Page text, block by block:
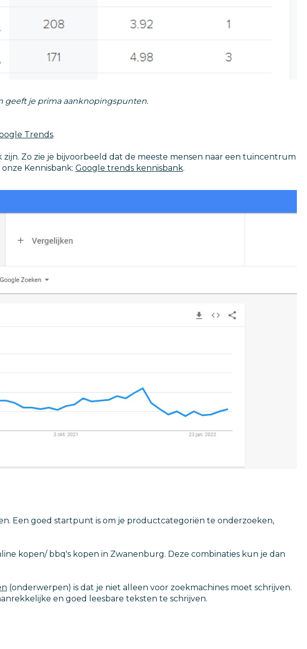
geeft je prima aanknopingspunten.
Trends.
Zo zie je bijvoorbeeld dat de meeste mensen naar een tuincentrum
Kennisbank: Google trends kennisbank.
Een goed startpunt is om je productcategoriën te onderzoeken,
kopen/ bbq's kopen in Zwanenburg. Deze combinaties kun je dan
(onderwerpen) is dat je niet alleen voor zoekmachines moet schrijven.
en goed leesbare teksten te schrijven.